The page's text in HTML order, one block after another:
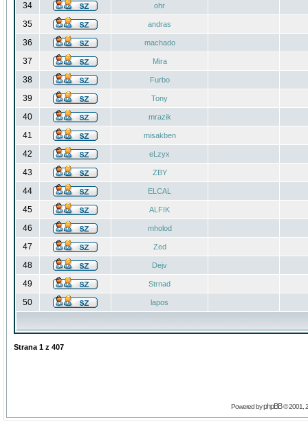
34 ohr
35 andras
36 machado
37 Mira
38 Furbo
39 Tony
40 mrazik
41 misakben
42 eLzyx
43 ZBY
44 ELCAL
45 ALFIK
46 mholod
47 Zed
48 Dejv
49 Strnad
50 lapos
Strana 1 z 407
Powered byphpBB© 2001,